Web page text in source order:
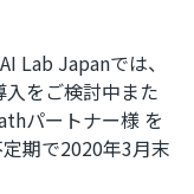
Lab Japanでは、
をご検討中また
パートナー様 を
期で2020年3月末